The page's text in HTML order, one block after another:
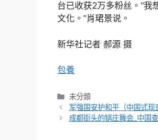
台已收获2万多粉丝。“我
文化。”肖珺景说。
新华社记者 郝源 摄
包養
分
類
未分類
军强国安护和平（中国式
成都街头的锅庄舞会_中国